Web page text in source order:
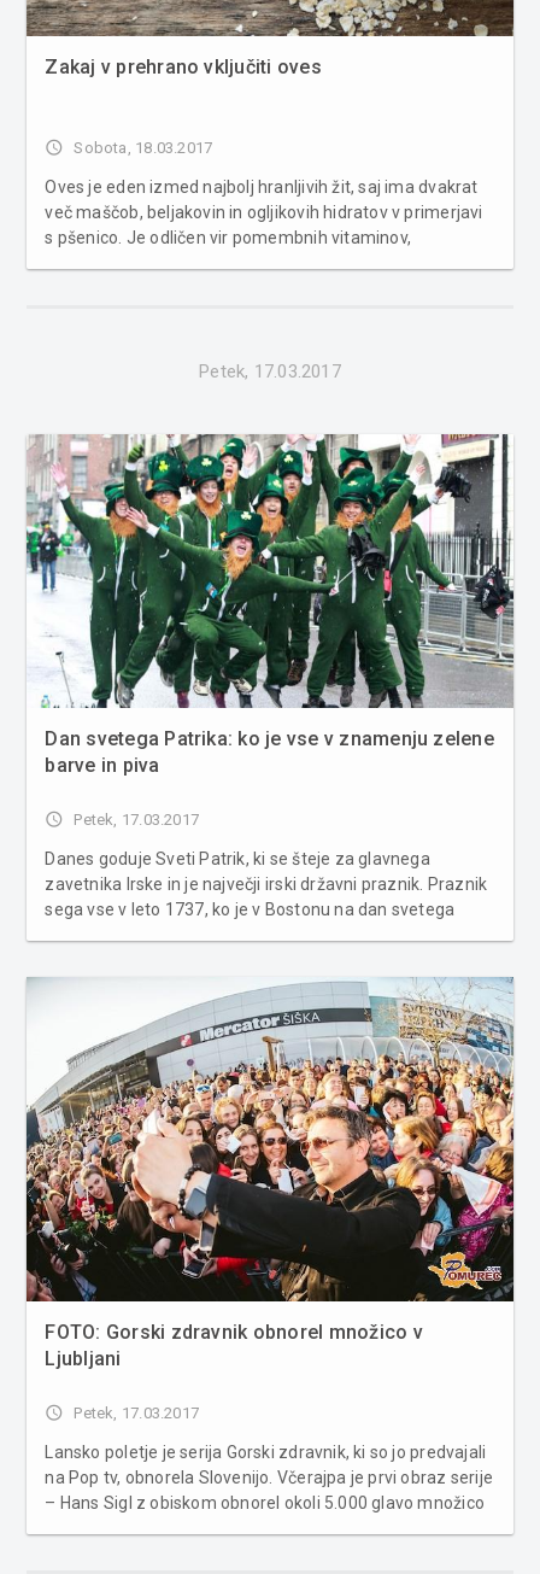
Zakaj v prehrano vključiti oves
access_time Sobota, 18.03.2017
Oves je eden izmed najbolj hranljivih žit, saj ima dvakrat
več maščob, beljakovin in ogljikovih hidratov v primerjavi
s pšenico. Je odličen vir pomembnih vitaminov,
Petek, 17.03.2017
Dan svetega Patrika: ko je vse v znamenju zelene
barve in piva
access_time Petek, 17.03.2017
Danes goduje Sveti Patrik, ki se šteje za glavnega
zavetnika Irske in je največji irski državni praznik. Praznik
sega vse v leto 1737, ko je v Bostonu na dan svetega
FOTO: Gorski zdravnik obnorel množico v
Ljubljani
access_time Petek, 17.03.2017
Lansko poletje je serija Gorski zdravnik, ki so jo predvajali
na Pop tv, obnorela Slovenijo. Včerajpa je prvi obraz serije
– Hans Sigl z obiskom obnorel okoli 5.000 glavo množico